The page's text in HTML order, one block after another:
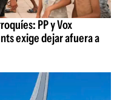
PP y Vox
exige dejar afuera a